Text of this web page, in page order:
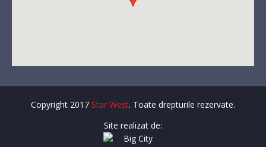
Copyright 2017 Star West. Toate drepturile rezervate.
Site realizat de: